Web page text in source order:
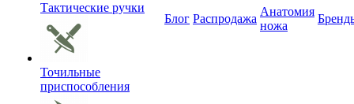
Тактические ручки
Точильные
приспособления
Блог Распродажа
Анатомия
ножа